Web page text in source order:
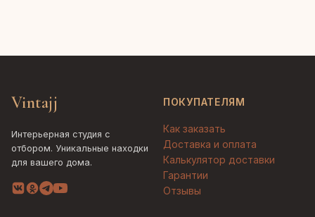
Vintajj
Интерьерная студия с
отбором. Уникальные находки
для вашего дома.
ПОКУПАТЕЛЯМ
Как заказать
Доставка и оплата
Калькулятор доставки
Гарантии
Отзывы